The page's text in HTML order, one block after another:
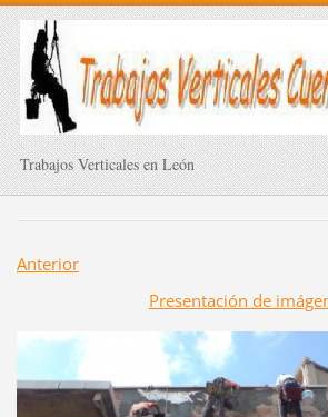
Trabajos Verticales en León
Anterior
Presentación de